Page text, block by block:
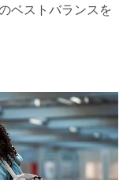
ベストバランスを